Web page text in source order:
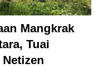
Mangkrak
Tuai